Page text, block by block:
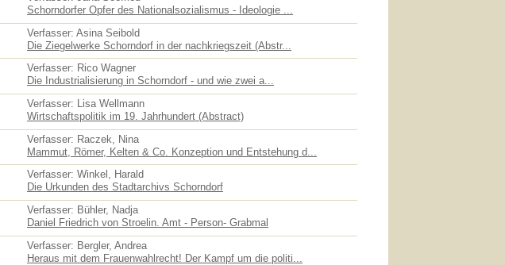
Schorndorfer Opfer des Nationalsozialismus - Ideologie ...
Verfasser: Asina Seibold
Die Ziegelwerke Schorndorf in der nachkriegszeit (Abstr...
Verfasser: Rico Wagner
Die Industrialisierung in Schorndorf - und wie zwei a...
Verfasser: Lisa Wellmann
Wirtschaftspolitik im 19. Jahrhundert (Abstract)
Verfasser: Raczek, Nina
Mammut, Römer, Kelten & Co. Konzeption und Entstehung d...
Verfasser: Winkel, Harald
Die Urkunden des Stadtarchivs Schorndorf
Verfasser: Bühler, Nadja
Daniel Friedrich von Stroelin. Amt - Person- Grabmal
Verfasser: Bergler, Andrea
Heraus mit dem Frauenwahlrecht! Der Kampf um die politi...